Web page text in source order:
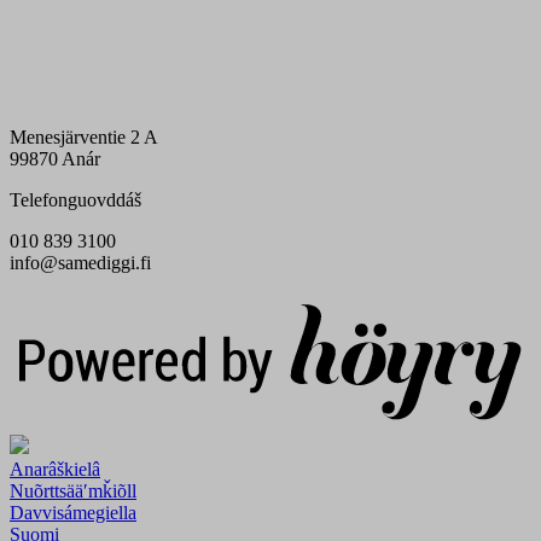
Menesjärventie 2 A
99870 Anár
Telefonguovddáš
010 839 3100
info@samediggi.fi
Anarâškielâ
Nuõrttsääʹmǩiõll
Davvisámegiella
Suomi